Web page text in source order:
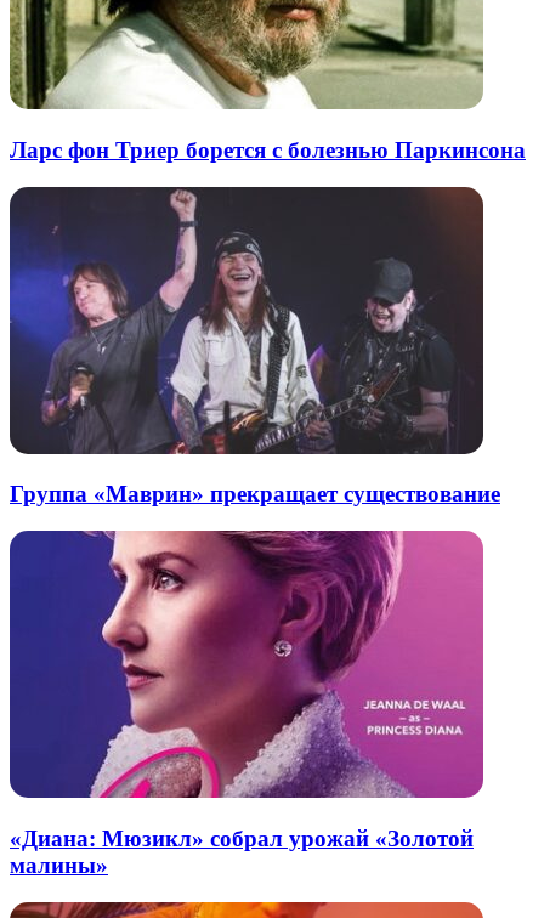
Ларс фон Триер борется с болезнью Паркинсона
Группа «Маврин» прекращает существование
«Диана: Мюзикл» собрал урожай «Золотой
малины»